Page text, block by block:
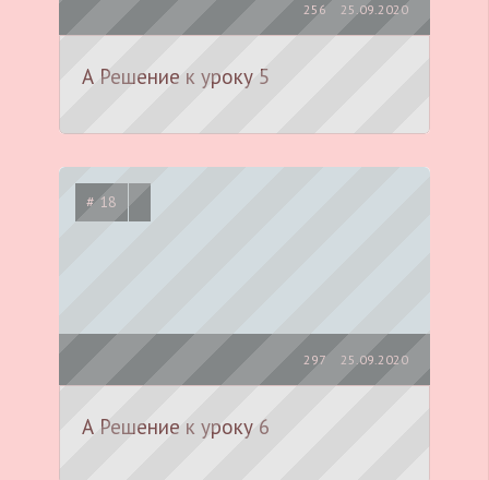
25.09.2020
256
А Решение к уроку 5
# 18
25.09.2020
297
А Решение к уроку 6